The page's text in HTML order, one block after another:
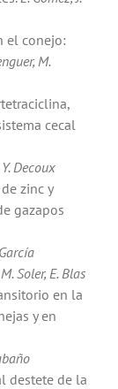
el conejo:
M.
cecal
Decoux
zinc y
gazapos
M. Soler, E. Blas
en la
y en
destete de la